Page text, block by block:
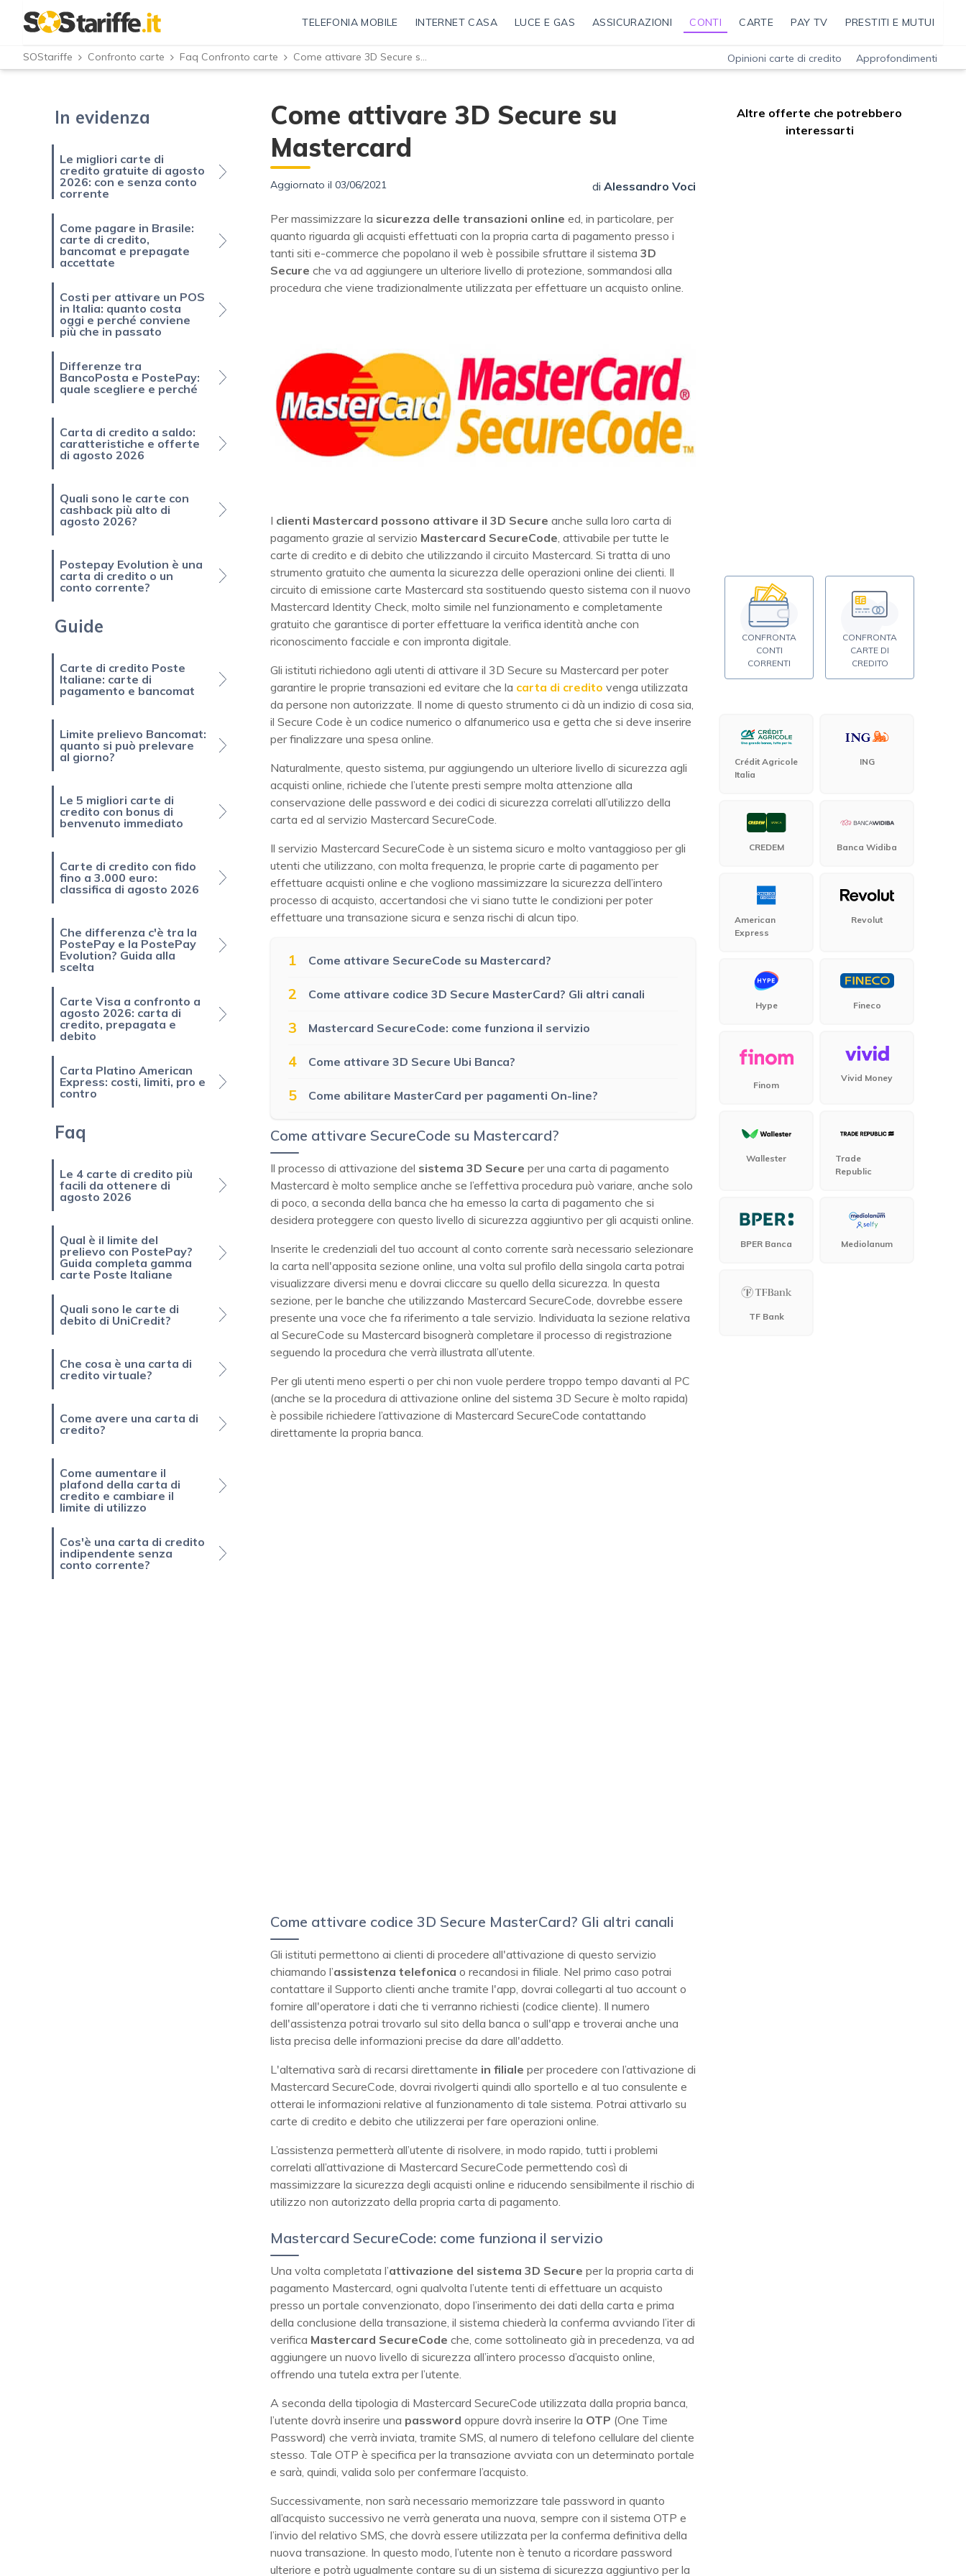
TELEFONIA MOBILE INTERNET CASA LUCE E GAS ASSICURAZIONI CONTI CARTE PAY TV PRESTITI E MUTUI
SOStariffe Confronto carte Faq Confronto carte Come attivare 3D Secure su Mastercard Opinioni carte di credito Approfondimenti
In evidenza
Le migliori carte di
credito gratuite di agosto
2026: con e senza conto
corrente
Come pagare in Brasile:
carte di credito,
bancomat e prepagate
accettate
Costi per attivare un POS
in Italia: quanto costa
oggi e perché conviene
più che in passato
Differenze tra
BancoPosta e PostePay:
quale scegliere e perché
Carta di credito a saldo:
caratteristiche e offerte
di agosto 2026
Quali sono le carte con
cashback più alto di
agosto 2026?
Postepay Evolution è una
carta di credito o un
conto corrente?
Guide
Carte di credito Poste
Italiane: carte di
pagamento e bancomat
Limite prelievo Bancomat:
quanto si può prelevare
al giorno?
Le 5 migliori carte di
credito con bonus di
benvenuto immediato
Carte di credito con fido
fino a 3.000 euro:
classifica di agosto 2026
Che differenza c'è tra la
PostePay e la PostePay
Evolution? Guida alla
scelta
Carte Visa a confronto a
agosto 2026: carta di
credito, prepagata e
debito
Carta Platino American
Express: costi, limiti, pro e
contro
Faq
Le 4 carte di credito più
facili da ottenere di
agosto 2026
Qual è il limite del
prelievo con PostePay?
Guida completa gamma
carte Poste Italiane
Quali sono le carte di
debito di UniCredit?
Che cosa è una carta di
credito virtuale?
Come avere una carta di
credito?
Come aumentare il
plafond della carta di
credito e cambiare il
limite di utilizzo
Cos'è una carta di credito
indipendente senza
conto corrente?
Come attivare 3D Secure su
Mastercard
Aggiornato il 03/06/2021 di Alessandro Voci
Per massimizzare la sicurezza delle transazioni online ed, in particolare, per
quanto riguarda gli acquisti effettuati con la propria carta di pagamento presso i
tanti siti e-commerce che popolano il web è possibile sfruttare il sistema 3D
Secure che va ad aggiungere un ulteriore livello di protezione, sommandosi alla
procedura che viene tradizionalmente utilizzata per effettuare un acquisto online.
I clienti Mastercard possono attivare il 3D Secure anche sulla loro carta di
pagamento grazie al servizio Mastercard SecureCode , attivabile per tutte le
carte di credito e di debito che utilizzando il circuito Mastercard. Si tratta di uno
strumento gratuito che aumenta la sicurezza delle operazioni online dei clienti. Il
circuito di emissione carte Mastercard sta sostituendo questo sistema con il nuovo
Mastercard Identity Check, molto simile nel funzionamento e completamente
gratuito che garantisce di porter effettuare la verifica identità anche con
riconoscimento facciale e con impronta digitale.
Gli istituti richiedono agli utenti di attivare il 3D Secure su Mastercard per poter
garantire le proprie transazioni ed evitare che la carta di credito venga utilizzata
da persone non autorizzate. Il nome di questo strumento ci dà un indizio di cosa sia,
il Secure Code è un codice numerico o alfanumerico usa e getta che si deve inserire
per finalizzare una spesa online.
Naturalmente, questo sistema, pur aggiungendo un ulteriore livello di sicurezza agli
acquisti online, richiede che l’utente presti sempre molta attenzione alla
conservazione delle password e dei codici di sicurezza correlati all’utilizzo della
carta ed al servizio Mastercard SecureCode.
Il servizio Mastercard SecureCode è un sistema sicuro e molto vantaggioso per gli
utenti che utilizzano, con molta frequenza, le proprie carte di pagamento per
effettuare acquisti online e che vogliono massimizzare la sicurezza dell’intero
processo di acquisto, accertandosi che vi siano tutte le condizioni per poter
effettuare una transazione sicura e senza rischi di alcun tipo.
1 Come attivare SecureCode su Mastercard?
2 Come attivare codice 3D Secure MasterCard? Gli altri canali
3 Mastercard SecureCode: come funziona il servizio
4 Come attivare 3D Secure Ubi Banca?
5 Come abilitare MasterCard per pagamenti On-line?
Come attivare SecureCode su Mastercard?
Il processo di attivazione del sistema 3D Secure per una carta di pagamento
Mastercard è molto semplice anche se l’effettiva procedura può variare, anche solo
di poco, a seconda della banca che ha emesso la carta di pagamento che si
desidera proteggere con questo livello di sicurezza aggiuntivo per gli acquisti online.
Inserite le credenziali del tuo account al conto corrente sarà necessario selezionare
la carta nell'apposita sezione online, una volta sul profilo della singola carta potrai
visualizzare diversi menu e dovrai cliccare su quello della sicurezza. In questa
sezione, per le banche che utilizzando Mastercard SecureCode, dovrebbe essere
presente una voce che fa riferimento a tale servizio. Individuata la sezione relativa
al SecureCode su Mastercard bisognerà completare il processo di registrazione
seguendo la procedura che verrà illustrata all’utente.
Per gli utenti meno esperti o per chi non vuole perdere troppo tempo davanti al PC
(anche se la procedura di attivazione online del sistema 3D Secure è molto rapida)
è possibile richiedere l’attivazione di Mastercard SecureCode contattando
direttamente la propria banca.
Come attivare codice 3D Secure MasterCard? Gli altri canali
Gli istituti permettono ai clienti di procedere all'attivazione di questo servizio
chiamando l’assistenza telefonica o recandosi in filiale. Nel primo caso potrai
contattare il Supporto clienti anche tramite l'app, dovrai collegarti al tuo account o
fornire all'operatore i dati che ti verranno richiesti (codice cliente). Il numero
dell'assistenza potrai trovarlo sul sito della banca o sull'app e troverai anche una
lista precisa delle informazioni precise da dare all'addetto.
L'alternativa sarà di recarsi direttamente in filiale per procedere con l’attivazione di
Mastercard SecureCode, dovrai rivolgerti quindi allo sportello e al tuo consulente e
otterai le informazioni relative al funzionamento di tale sistema. Potrai attivarlo su
carte di credito e debito che utilizzerai per fare operazioni online.
L’assistenza permetterà all’utente di risolvere, in modo rapido, tutti i problemi
correlati all’attivazione di Mastercard SecureCode permettendo così di
massimizzare la sicurezza degli acquisti online e riducendo sensibilmente il rischio di
utilizzo non autorizzato della propria carta di pagamento.
Mastercard SecureCode: come funziona il servizio
Una volta completata l’attivazione del sistema 3D Secure per la propria carta di
pagamento Mastercard, ogni qualvolta l’utente tenti di effettuare un acquisto
presso un portale convenzionato, dopo l’inserimento dei dati della carta e prima
della conclusione della transazione, il sistema chiederà la conferma avviando l’iter di
verifica Mastercard SecureCode che, come sottolineato già in precedenza, va ad
aggiungere un nuovo livello di sicurezza all’intero processo d’acquisto online,
offrendo una tutela extra per l’utente.
A seconda della tipologia di Mastercard SecureCode utilizzata dalla propria banca,
l’utente dovrà inserire una password oppure dovrà inserire la OTP (One Time
Password) che verrà inviata, tramite SMS, al numero di telefono cellulare del cliente
stesso. Tale OTP è specifica per la transazione avviata con un determinato portale
e sarà, quindi, valida solo per confermare l’acquisto.
Successivamente, non sarà necessario memorizzare tale password in quanto
all’acquisto successivo ne verrà generata una nuova, sempre con il sistema OTP e
l’invio del relativo SMS, che dovrà essere utilizzata per la conferma definitiva della
nuova transazione. In questo modo, l’utente non è tenuto a ricordare password
ulteriore e potrà ugualmente contare su di un sistema di sicurezza aggiuntivo per la
Altre offerte che potrebbero
interessarti
CONFRONTA
CONTI
CORRENTI
CONFRONTA
CARTE DI
CREDITO
Crédit Agricole
Italia
ING
CREDEM Banca Widiba
American
Express
Revolut
Hype Fineco
Finom
Vivid Money
Wallester
Trade
Republic
BPER Banca Mediolanum
TF Bank